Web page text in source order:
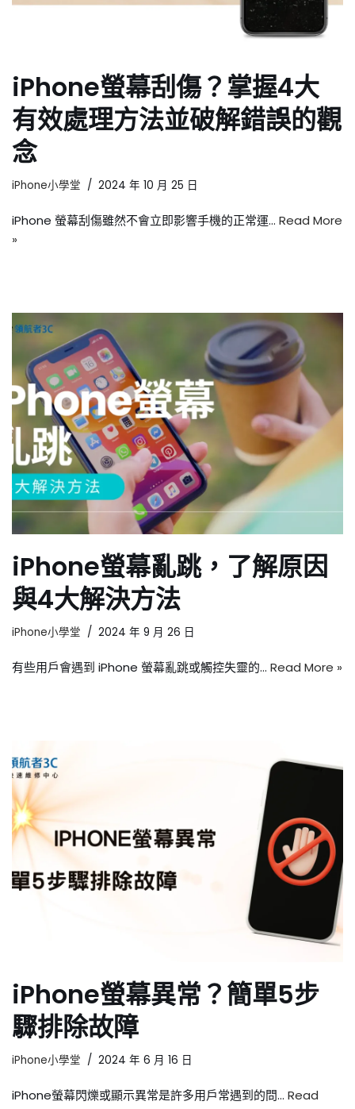
iPhone螢幕刮傷？掌握4大
有效處理方法並破解錯誤的觀
念
iPhone小學堂 2024 年 10 月 25 日
iPhone 螢幕刮傷雖然不會立即影響手機的正常運… Read More
»
iPhone螢幕亂跳，了解原因
與4大解決方法
iPhone小學堂 2024 年 9 月 26 日
有些用戶會遇到 iPhone 螢幕亂跳或觸控失靈的… Read More »
iPhone螢幕異常？簡單5步
驟排除故障
iPhone小學堂 2024 年 6 月 16 日
iPhone螢幕閃爍或顯示異常是許多用戶常遇到的問… Read